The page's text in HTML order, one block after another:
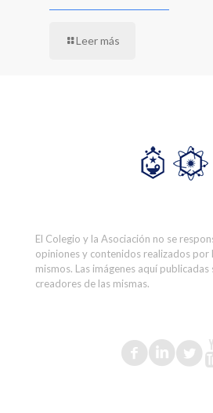
Leer más
El Colegio y la Asociación no se
opiniones y contenidos realizados por
mismos. Las imágenes aquí
creadores de las mismas.